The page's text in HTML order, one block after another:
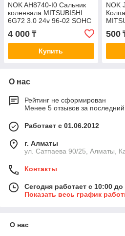
NOK AH8740-I0 Сальник
коленвала MITSUBISHI
6G72 3.0 24v 96-02 SOHC
передний MITSUBISHI:
4 000 ₸
Купить
NOK
SOHC
500
О нас
Рейтинг не сформирован
Менее 5 отзывов за последний
Работает с 01.06.2012
г. Алматы
ул. Сатпаева 90/25, Алматы,
Контакты
Сегодня работает с 10:00 до
Показать весь график
О нас